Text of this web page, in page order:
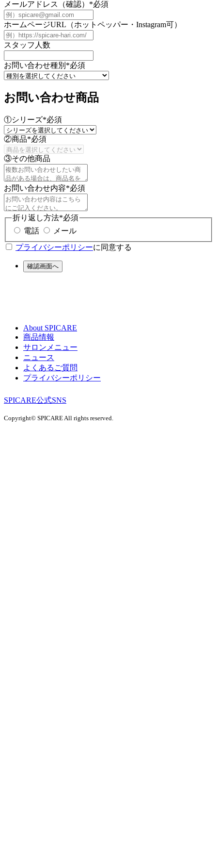
メールアドレス（確認） *必須
ホームページURL（ホットペッパー・Instagram可）
スタッフ人数
お問い合わせ種別 *必須
お問い合わせ商品
①シリーズ*必須
②商品*必須
③その他商品
お問い合わせ内容*必須
折り返し方法*必須
電話
メール
プライバシーポリシーに同意する
確認画面へ
About SPICARE
商品情報
サロンメニュー
ニュース
よくあるご質問
プライバシーポリシー
SPICARE公式SNS
Copyright© SPICARE All rights reserved.